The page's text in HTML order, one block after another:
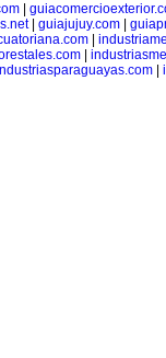
|
| guiajujuy.com|
|